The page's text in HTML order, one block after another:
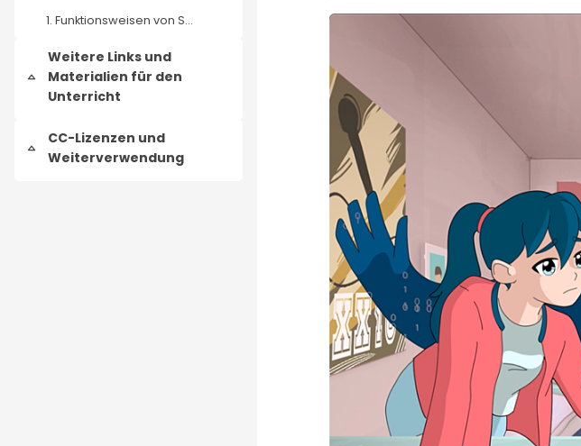
Kontakt
1. Funktionsweisen von Social-Media-PlattformenErk...
Einklappen
Weitere Links und
Materialien für den
Unterricht
Einklappen
CC-Lizenzen und
Weiterverwendung